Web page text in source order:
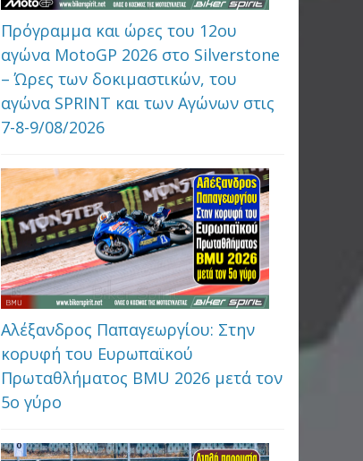
Πρόγραμμα και ώρες του 12ου
αγώνα MotoGP 2026 στo Silverstone
– Ώρες των δοκιμαστικών, του
αγώνα SPRINT και των Αγώνων στις
7-8-9/08/2026
Αλέξανδρος Παπαγεωργίου: Στην
κορυφή του Ευρωπαϊκού
Πρωταθλήματος BMU 2026 μετά τον
5ο γύρο